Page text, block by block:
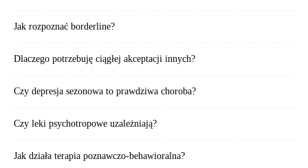
Jak rozpoznać borderline?
Dlaczego potrzebuję ciągłej akceptacji innych?
Czy depresja sezonowa to prawdziwa choroba?
Czy leki psychotropowe uzależniają?
Jak działa terapia poznawczo-behawioralna?